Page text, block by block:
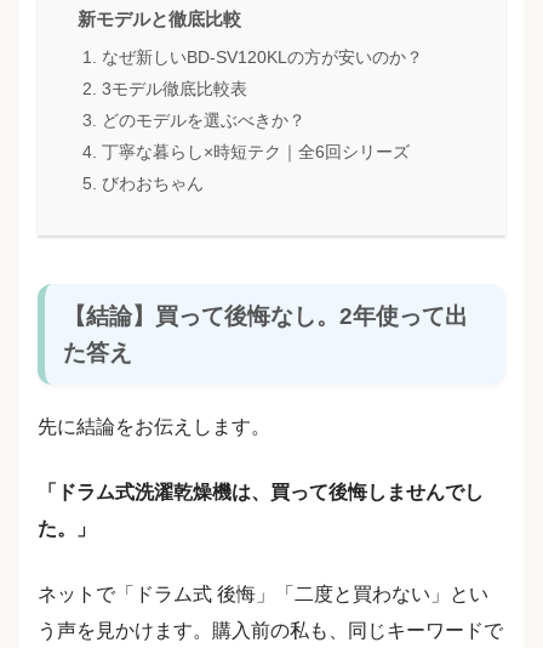
新モデルと徹底比較
なぜ新しいBD-SV120KLの方が安いのか？
3モデル徹底比較表
どのモデルを選ぶべきか？
丁寧な暮らし×時短テク｜全6回シリーズ
びわおちゃん
【結論】買って後悔なし。2年使って出
た答え
先に結論をお伝えします。
「ドラム式洗濯乾燥機は、買って後悔しませんでし
た。」
ネットで「ドラム式 後悔」「二度と買わない」とい
う声を見かけます。購入前の私も、同じキーワードで